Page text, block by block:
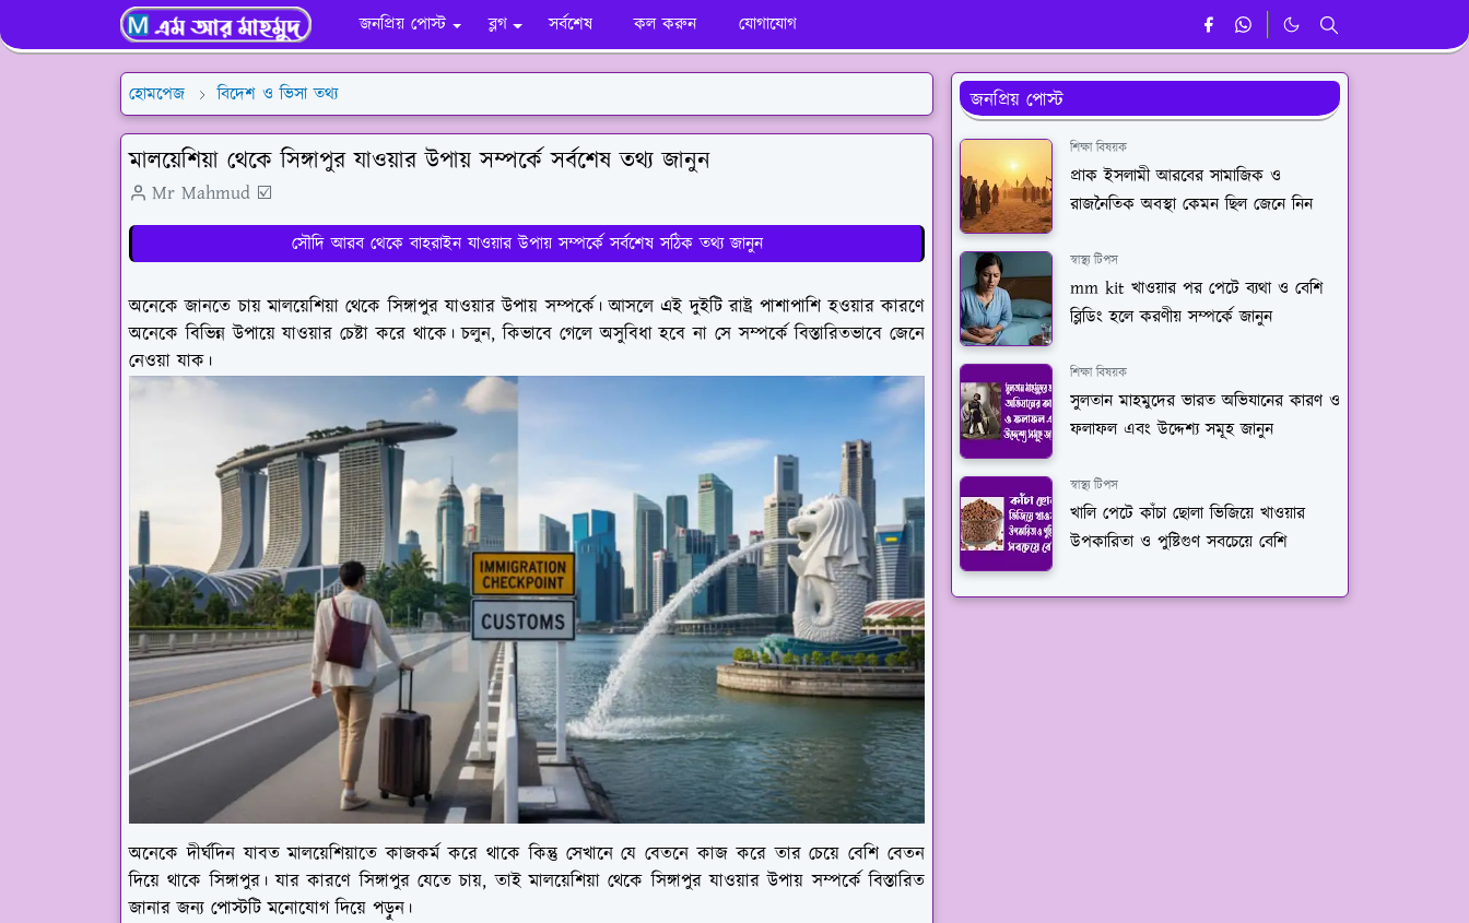
জনপ্রিয় পোস্ট ব্লগ সর্বশেষ কল করুন যোগাযোগ
হোমপেজ বিদেশ ও ভিসা তথ্য
মালয়েশিয়া থেকে সিঙ্গাপুর যাওয়ার উপায় সম্পর্কে সর্বশেষ তথ্য জানুন
Mr Mahmud ☑️
সৌদি আরব থেকে বাহরাইন যাওয়ার উপায় সম্পর্কে সর্বশেষ সঠিক তথ্য জানুন
অনেকে জানতে চায় মালয়েশিয়া থেকে সিঙ্গাপুর যাওয়ার উপায় সম্পর্কে। আসলে এই দুইটি রাষ্ট্র পাশাপাশি হওয়ার কারণে
অনেকে বিভিন্ন উপায়ে যাওয়ার চেষ্টা করে থাকে। চলুন, কিভাবে গেলে অসুবিধা হবে না সে সম্পর্কে বিস্তারিতভাবে জেনে
নেওয়া যাক।
অনেকে দীর্ঘদিন যাবত মালয়েশিয়াতে কাজকর্ম করে থাকে কিন্তু সেখানে যে বেতনে কাজ করে তার চেয়ে বেশি বেতন
দিয়ে থাকে সিঙ্গাপুর। যার কারণে সিঙ্গাপুর যেতে চায়, তাই মালয়েশিয়া থেকে সিঙ্গাপুর যাওয়ার উপায় সম্পর্কে বিস্তারিত
জানার জন্য পোস্টটি মনোযোগ দিয়ে পড়ুন।
জনপ্রিয় পোস্ট
শিক্ষা বিষয়ক
প্রাক ইসলামী আরবের সামাজিক ও
রাজনৈতিক অবস্থা কেমন ছিল জেনে নিন
স্বাস্থ্য টিপস
mm kit খাওয়ার পর পেটে ব্যথা ও বেশি
ব্লিডিং হলে করণীয় সম্পর্কে জানুন
শিক্ষা বিষয়ক
সুলতান মাহমুদের ভারত অভিযানের কারণ ও
ফলাফল এবং উদ্দেশ্য সমূহ জানুন
স্বাস্থ্য টিপস
খালি পেটে কাঁচা ছোলা ভিজিয়ে খাওয়ার
উপকারিতা ও পুষ্টিগুণ সবচেয়ে বেশি